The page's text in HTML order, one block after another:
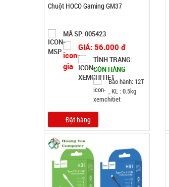
Chuột HOCO Gaming GM37
MÃ SP: 005423
GIÁ: 56.000 đ
TÌNH TRẠNG:
CÒN HÀNG
Bảo hành: 12T
, KL : 0.5kg
Đặt hàng